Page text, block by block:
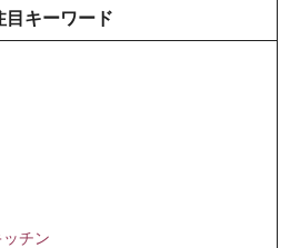
目キーワード
チン